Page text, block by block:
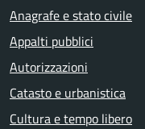
Anagrafe e stato civile
Appalti pubblici
Autorizzazioni
Catasto e urbanistica
Cultura e tempo libero